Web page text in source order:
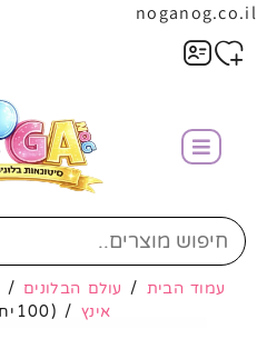
noganog.co.il
עמוד הבית / עולם הבלונים /
אינץ / (100יח׳) 12׳ Pink